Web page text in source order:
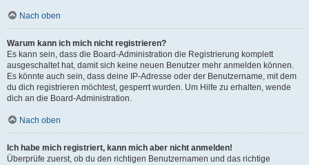
Nach oben
Warum kann ich mich nicht registrieren?
Es kann sein, dass die Board-Administration die Registrierung komplett
ausgeschaltet hat, damit sich keine neuen Benutzer mehr anmelden können.
Es könnte auch sein, dass deine IP-Adresse oder der Benutzername, mit dem
du dich registrieren möchtest, gesperrt wurden. Um Hilfe zu erhalten, wende
dich an die Board-Administration.
Nach oben
Ich habe mich registriert, kann mich aber nicht anmelden!
Überprüfe zuerst, ob du den richtigen Benutzernamen und das richtige